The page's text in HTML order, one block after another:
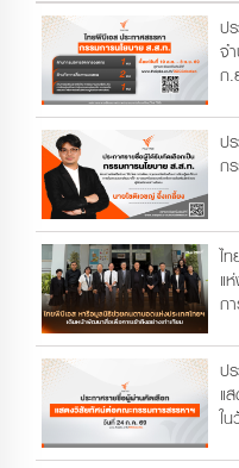
ป
จ
ก
ป
ก
ไ
แ
ก
ป
แ
ใ